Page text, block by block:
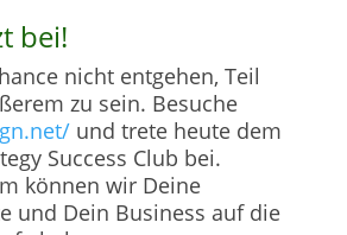
bei!
nicht entgehen, Teil
zu sein. Besuche
und trete heute dem
Success Club bei.
können wir Deine
und Dein Business auf die